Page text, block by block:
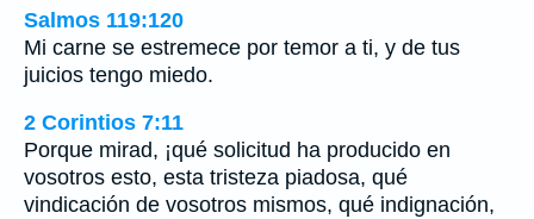
Salmos 119:120
Mi carne se estremece por temor a ti, y de tus
juicios tengo miedo.
2 Corintios 7:11
Porque mirad, ¡qué solicitud ha producido en
vosotros esto, esta tristeza piadosa, qué
vindicación de vosotros mismos, qué indignación,